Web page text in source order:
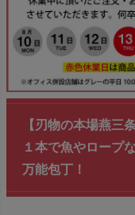
【刃物の本場燕
１本で魚やロープ
万能包丁！